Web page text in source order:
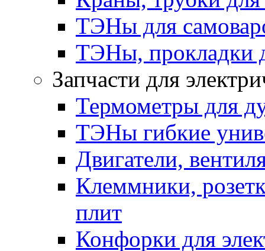
ТЭНы для
ТЭНы, прокладки
Запчасти для
Термометры для
ТЭНы гибкие
Двигатели,
Клеммники,
плит
Конфорки для